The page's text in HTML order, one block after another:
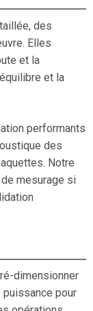
des
Elles
et la
et la
performants
des
Notre
mesurage si
dimensionner
pour